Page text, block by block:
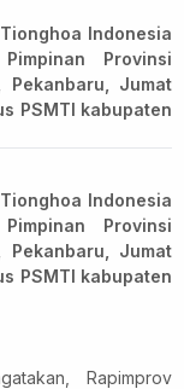
Indonesia
Provinsi
Pekanbaru, Jumat
PSMTI kabupaten
Indonesia
Provinsi
Pekanbaru, Jumat
PSMTI kabupaten
Rapimprov